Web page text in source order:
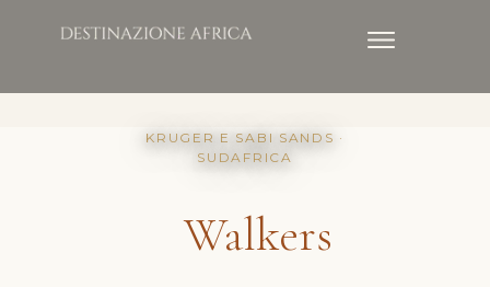
KRUGER E SABI SANDS ·
SUDAFRICA
Walkers